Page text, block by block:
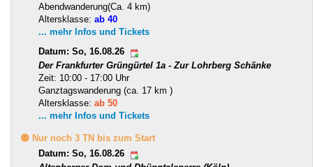
Abendwanderung(Ca. 4 km)
Altersklasse: ab 40
... mehr Infos und Tickets
Datum: So, 16.08.26
Der Frankfurter Grüngürtel 1a - Zur Lohrberg Schänke
Zeit: 10:00 - 17:00 Uhr
Ganztagswanderung (ca. 17 km )
Altersklasse: ab 50
... mehr Infos und Tickets
🟡 Nur noch 3 TN bis zum Start
Datum: So, 16.08.26